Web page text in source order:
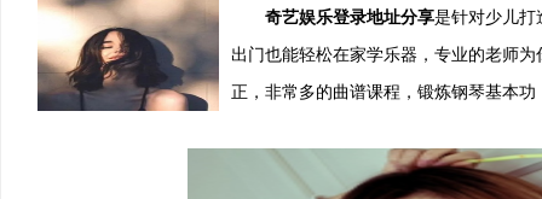
奇艺娱乐登录地址分享是针对少儿打
出门也能轻松在家学乐器，专业的老师
正，非常多的曲谱课程，锻炼钢琴基本